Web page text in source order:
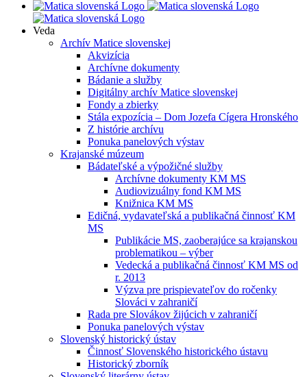
Veda
Archív Matice slovenskej
Akvizícia
Archívne dokumenty
Bádanie a služby
Digitálny archív Matice slovenskej
Fondy a zbierky
Stála expozícia – Dom Jozefa Cígera Hronského
Z histórie archívu
Ponuka panelových výstav
Krajanské múzeum
Bádateľské a výpožičné služby
Archívne dokumenty KM MS
Audiovizuálny fond KM MS
Knižnica KM MS
Edičná, vydavateľská a publikačná činnosť KM
MS
Publikácie MS, zaoberajúce sa krajanskou
problematikou – výber
Vedecká a publikačná činnosť KM MS od
r. 2013
Výzva pre prispievateľov do ročenky
Slováci v zahraničí
Rada pre Slovákov žijúcich v zahraničí
Ponuka panelových výstav
Slovenský historický ústav
Činnosť Slovenského historického ústavu
Historický zborník